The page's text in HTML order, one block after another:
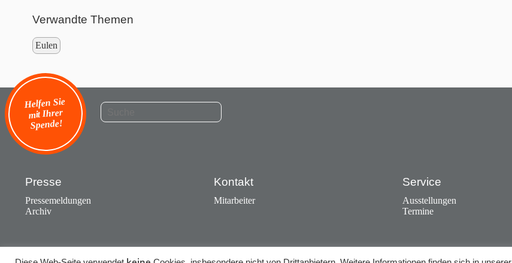
Verwandte Themen
Eulen
Helfen Sie
mit Ihrer
Spende!
Presse
Pressemeldungen
Archiv
Kontakt
Mitarbeiter
Service
Ausstellungen
Termine